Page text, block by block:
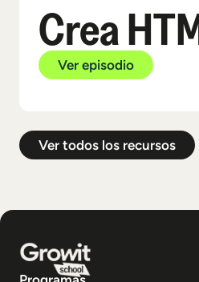
Crea
Ver episodio
Ver todos los recursos